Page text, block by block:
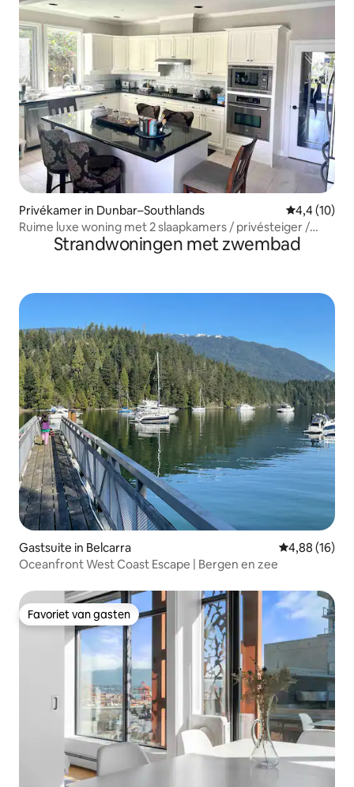
Privékamer in Dunbar–Southlands
4,4 (10)
Ruime luxe woning met 2 slaapkamers / privésteiger /
UBC / golf / YVR
Strandwoningen met zwembad
Gastsuite in Belcarra Gemiddelde
4,88 (16)
Oceanfront West Coast Escape | Bergen en zee
Favoriet van gasten
Favoriet van gasten